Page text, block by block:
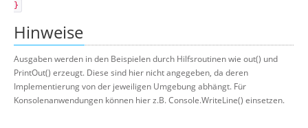
}
Hinweise
Ausgaben werden in den Beispielen durch Hilfsroutinen wie out() und
PrintOut() erzeugt. Diese sind hier nicht angegeben, da deren
Implementierung von der jeweiligen Umgebung abhängt. Für
Konsolenanwendungen können hier z.B. Console.WriteLine() einsetzen.